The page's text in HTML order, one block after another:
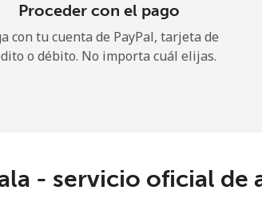
con estosTérminos y condiciones.
Únete
¡Hola!
Proceder con el pago
con tu cuenta de PayPal, tarjeta de
o débito. No importa cuál elijas.
- servicio oficial de